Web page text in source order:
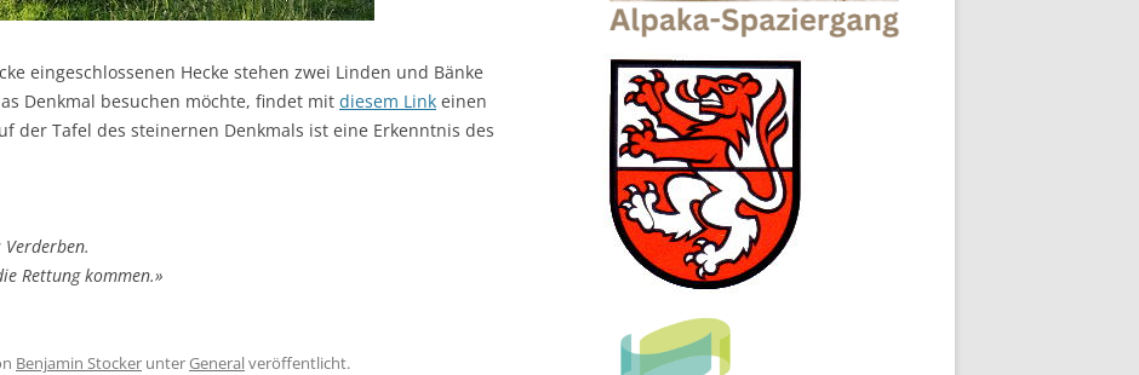
eingeschlossenen Hecke stehen zwei Linden und Bänke
Denkmal besuchen möchte, findet mit diesem Link einen
der Tafel des steinernen Denkmals ist eine Erkenntnis des
Rettung kommen.»
Benjamin Stocker unterGeneralveröffentlicht.